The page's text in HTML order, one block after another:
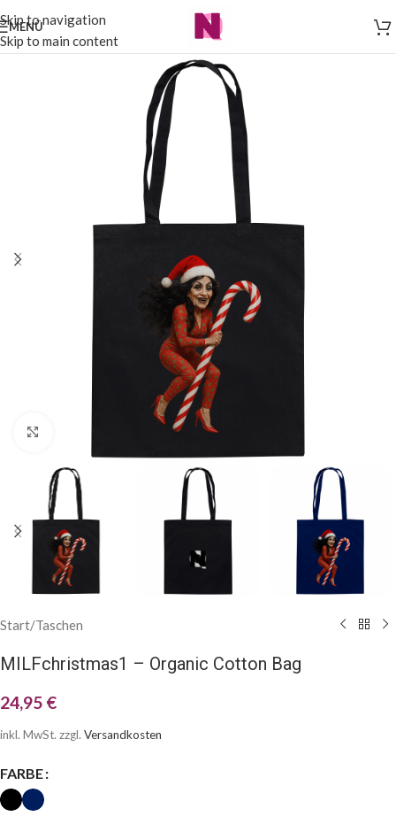
Skip to navigation
Skip to main content
MENÜ
Klick zum Vergrößern
Start/Taschen
MILFchristmas1 – Organic Cotton Bag
24,95 €
inkl. MwSt. zzgl. Versandkosten
FARBE